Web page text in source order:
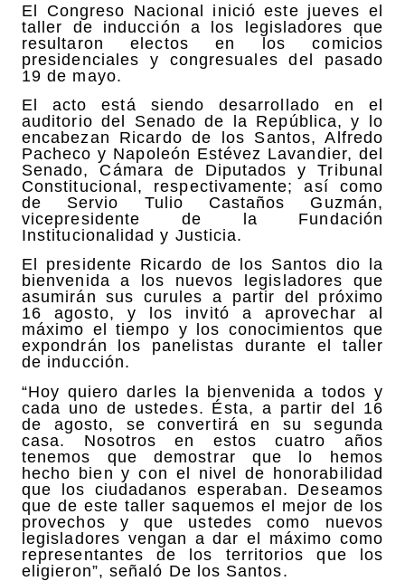
El Congreso Nacional inició este jueves el
taller de inducción a los legisladores que
resultaron electos en los comicios
presidenciales y congresuales del pasado
19 de mayo.
El acto está siendo desarrollado en el
auditorio del Senado de la República, y lo
encabezan Ricardo de los Santos, Alfredo
Pacheco y Napoleón Estévez Lavandier, del
Senado, Cámara de Diputados y Tribunal
Constitucional, respectivamente; así como
de Servio Tulio Castaños Guzmán,
vicepresidente de la Fundación
Institucionalidad y Justicia.
El presidente Ricardo de los Santos dio la
bienvenida a los nuevos legisladores que
asumirán sus curules a partir del próximo
16 agosto, y los invitó a aprovechar al
máximo el tiempo y los conocimientos que
expondrán los panelistas durante el taller
de inducción.
“Hoy quiero darles la bienvenida a todos y
cada uno de ustedes. Ésta, a partir del 16
de agosto, se convertirá en su segunda
casa. Nosotros en estos cuatro años
tenemos que demostrar que lo hemos
hecho bien y con el nivel de honorabilidad
que los ciudadanos esperaban. Deseamos
que de este taller saquemos el mejor de los
provechos y que ustedes como nuevos
legisladores vengan a dar el máximo como
representantes de los territorios que los
eligieron”, señaló De los Santos.